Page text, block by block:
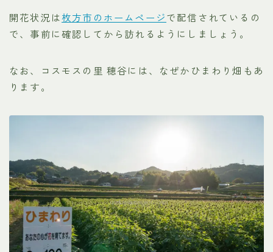
開花状況は枚方市のホームページで配信されているの
で、事前に確認してから訪れるようにしましょう。
なお、コスモスの里 穂谷には、なぜかひまわり畑もあ
ります。